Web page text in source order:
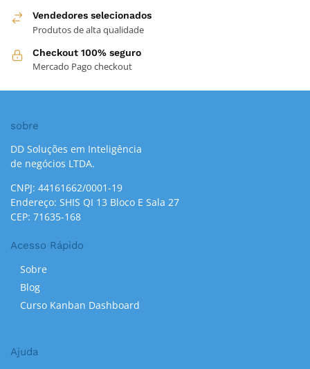
Vendedores selecionados
Produtos de alta qualidade
Checkout 100% seguro
Mercado Pago checkout
sobre
DD Soluções em Inteligência
de negócios LTDA.
CNPJ: 44161662/0001-19
Endereço: SHIS QI 13 Bloco E Sala 27
CEP: 71635-168
Acesso Rápido
Sobre
Blog
Curso Kanban Dashboard
Ajuda